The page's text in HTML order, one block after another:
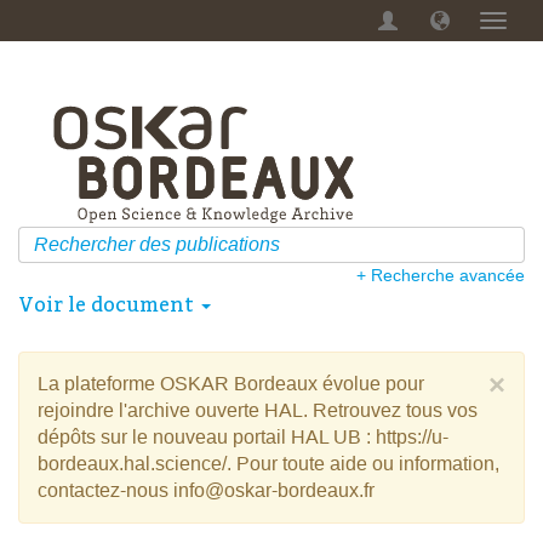
Menu
+ Recherche avancée
Voir le document
×
La plateforme OSKAR Bordeaux évolue pour
rejoindre l'archive ouverte HAL. Retrouvez tous vos
dépôts sur le nouveau portail HAL UB : https://u-
bordeaux.hal.science/. Pour toute aide ou information,
contactez-nous info@oskar-bordeaux.fr